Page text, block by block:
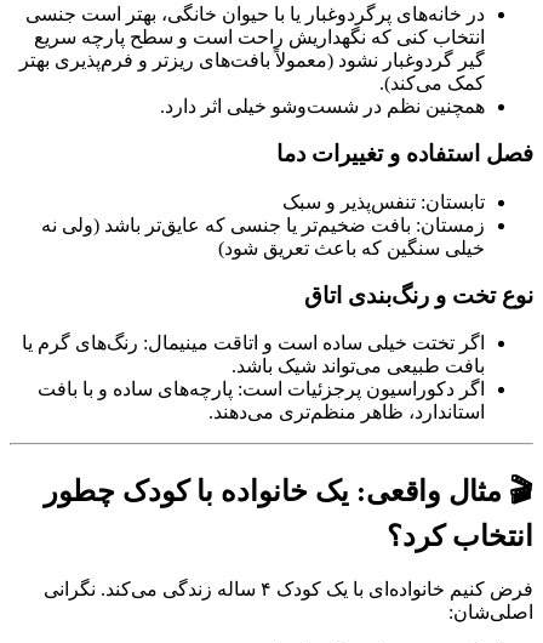
در خانه‌های پرگردوغبار یا با حیوان خانگی، بهتر است جنسی
انتخاب کنی که نگهداریش راحت است و سطح پارچه سریع
گیر گردوغبار نشود (معمولاً بافت‌های ریزتر و فرم‌پذیری بهتر
کمک می‌کند).
همچنین نظم در شست‌وشو خیلی اثر دارد.
فصل استفاده و تغییرات دما
تابستان: تنفس‌پذیر و سبک
زمستان: بافت ضخیم‌تر یا جنسی که عایق‌تر باشد (ولی نه
خیلی سنگین که باعث تعریق شود)
نوع تخت و رنگ‌بندی اتاق
اگر تختت خیلی ساده است و اتاقت مینیمال: رنگ‌های گرم یا
بافت طبیعی می‌تواند شیک باشد.
اگر دکوراسیون پرجزئیات است: پارچه‌های ساده و با بافت
استاندارد، ظاهر منظم‌تری می‌دهند.
🎬 مثال واقعی: یک خانواده با کودک چطور
انتخاب کرد؟
فرض کنیم خانواده‌ای با یک کودک ۴ ساله زندگی می‌کند. نگرانی
اصلی‌شان: